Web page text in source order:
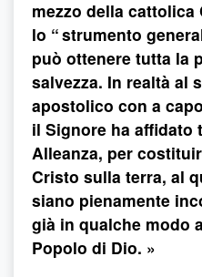
mezzo della
lo “ strumento
può ottenere tutta la
salvezza. In realtà al
apostolico con a
il Signore ha affidato
Alleanza, per
Cristo sulla terra, al
siano pienamente
già in qualche modo
Popolo di Dio. »